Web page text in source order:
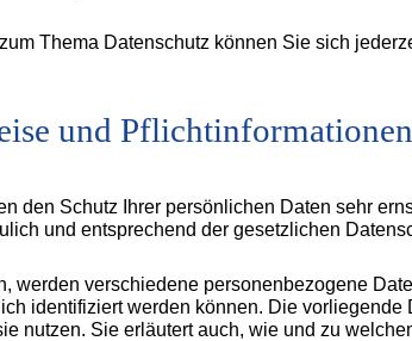
Thema Datenschutz können Sie sich
und Pflichtinformationen
den Schutz Ihrer persönlichen Daten sehr
und entsprechend der gesetzlichen
werden verschiedene personenbezogene
identifiziert werden können. Die
nutzen. Sie erläutert auch, wie und zu